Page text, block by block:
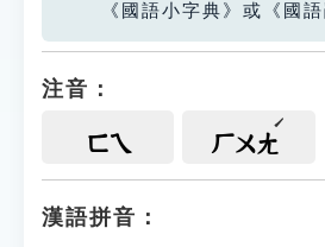
教學應用
貓頭鷹博士
《國語小字典》或《國
注音：
ㄈㄟ ㄏㄨㄤ
漢語拼音：